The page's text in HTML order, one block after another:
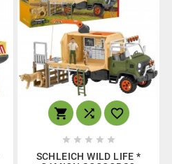
  
    
SCHLEICH WILD LIFE *